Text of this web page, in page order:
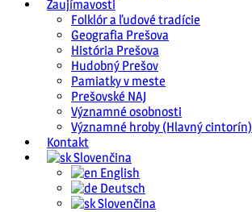
Zaujímavosti
Folklór a ľudové tradície
Geografia Prešova
História Prešova
Hudobný Prešov
Pamiatky v meste
Prešovské NAJ
Významné osobnosti
Významné hroby (Hlavný cintorín)
Kontakt
Slovenčina
English
Deutsch
Slovenčina